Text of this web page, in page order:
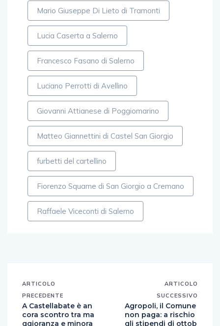
Mario Giuseppe Di Lieto di Tramonti
Lucia Caserta a Salerno
Francesco Fasano di Salerno
Luciano Perrotti di Avellino
Giovanni Attianese di Poggiomarino
Matteo Giannettini di Castel San Giorgio
furbetti del cartellino
Fiorenzo Squame di San Giorgio a Cremano
Raffaele Viceconti di Salerno
ARTICOLO
PRECEDENTE
A Castellabate è an
cora scontro tra ma
ggioranza e minora
ARTICOLO
SUCCESSIVO
Agropoli, il Comune
non paga: a rischio
gli stipendi di ottob